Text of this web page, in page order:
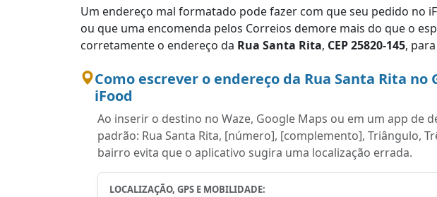
Um endereço mal formatado pode fazer com que seu pedido no
ou que uma encomenda pelos Correios demore mais do que o
corretamente o endereço da Rua Santa Rita, CEP 25820-145,
Como escrever o endereço da Rua Santa Rita no
iFood
Ao inserir o destino no Waze, Google Maps ou em um app de
padrão: Rua Santa Rita, [número], [complemento], Triângulo,
bairro evita que o aplicativo sugira uma localização errada.
LOCALIZAÇÃO, GPS E MOBILIDADE: